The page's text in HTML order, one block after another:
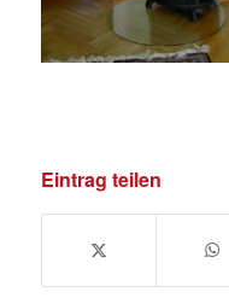
Eintrag teilen